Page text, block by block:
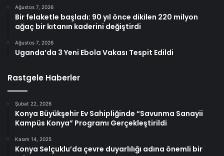
Ağustos 7, 2026
Bir felaketle başladı: 90 yıl önce dikilen 220 milyon
ağaç bir kıtanın kaderini değiştirdi
Ağustos 7, 2026
Uganda’da 3 Yeni Ebola Vakası Tespit Edildi
Rastgele Haberler
Şubat 22, 2026
Konya Büyükşehir Ev Sahipliğinde “Savunma Sanayii
Kampüs Konya” Programı Gerçekleştirildi
Kasım 14, 2025
Konya Selçuklu’da çevre duyarlılığı adına önemli bir